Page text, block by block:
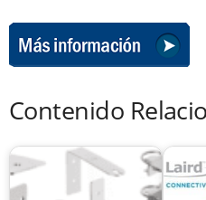
Contenido